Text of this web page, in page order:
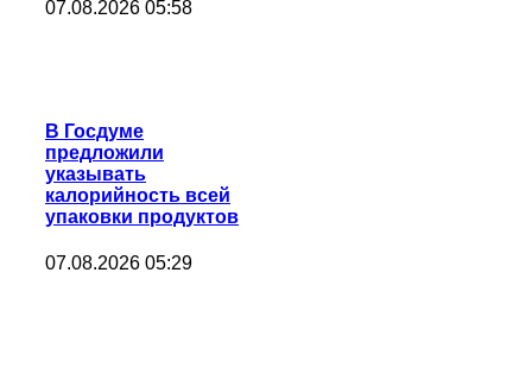
07.08.2026 05:58
В Госдуме
предложили
указывать
калорийность всей
упаковки продуктов
07.08.2026 05:29